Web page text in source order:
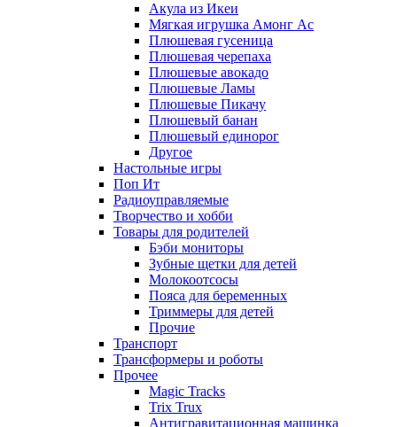
Акула из Икеи
Мягкая игрушка Амонг Ас
Плюшевая гусеница
Плюшевая черепаха
Плюшевые авокадо
Плюшевые Ламы
Плюшевые Пикачу
Плюшевый банан
Плюшевый единорог
Другое
Настольные игры
Поп Ит
Радиоуправляемые
Творчество и хобби
Товары для родителей
Бэби мониторы
Зубные щетки для детей
Молокоотсосы
Пояса для беременных
Триммеры для детей
Прочие
Транспорт
Трансформеры и роботы
Прочее
Magic Tracks
Trix Trux
Антигравитационная машинка